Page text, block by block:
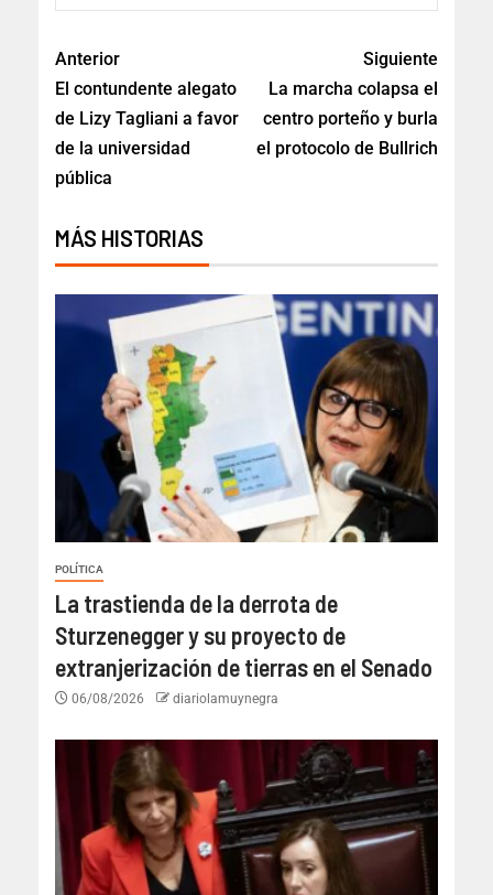
Anterior
El contundente alegato
de Lizy Tagliani a favor
de la universidad
pública
Siguiente
La marcha colapsa el
centro porteño y burla
el protocolo de Bullrich
MÁS HISTORIAS
POLÍTICA
La trastienda de la derrota de
Sturzenegger y su proyecto de
extranjerización de tierras en el Senado
06/08/2026 diariolamuynegra